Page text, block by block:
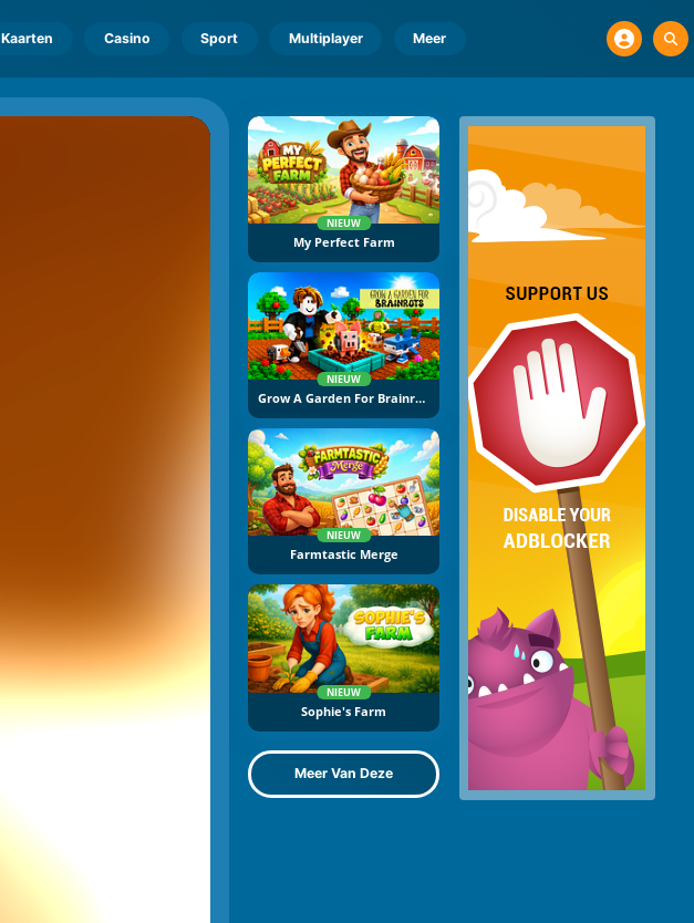
Kaarten Casino Sport Multiplayer Meer
NIEUW
My Perfect Farm
NIEUW
Grow A Garden For Brainrots
NIEUW
Farmtastic Merge
NIEUW
Sophie's Farm
Meer Van Deze